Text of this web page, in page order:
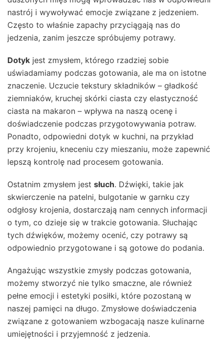
nastrój i wywoływać emocje związane z jedzeniem.
Często to właśnie zapachy przyciągają nas do
jedzenia, zanim jeszcze spróbujemy potrawy.
Dotyk jest zmysłem, którego rzadziej sobie
uświadamiamy podczas gotowania, ale ma on istotne
znaczenie. Uczucie tekstury składników – gładkość
ziemniaków, kruchej skórki ciasta czy elastyczność
ciasta na makaron – wpływa na naszą ocenę i
doświadczenie podczas przygotowywania potraw.
Ponadto, odpowiedni dotyk w kuchni, na przykład
przy krojeniu, kneceniu czy mieszaniu, może zapewnić
lepszą kontrolę nad procesem gotowania.
Ostatnim zmysłem jest słuch. Dźwięki, takie jak
skwierczenie na patelni, bulgotanie w garnku czy
odgłosy krojenia, dostarczają nam cennych informacji
o tym, co dzieje się w trakcie gotowania. Słuchając
tych dźwięków, możemy ocenić, czy potrawy są
odpowiednio przygotowane i są gotowe do podania.
Angażując wszystkie zmysły podczas gotowania,
możemy stworzyć nie tylko smaczne, ale również
pełne emocji i estetyki posiłki, które pozostaną w
naszej pamięci na długo. Zmysłowe doświadczenia
związane z gotowaniem wzbogacają nasze kulinarne
umiejętności i przyjemność z jedzenia.